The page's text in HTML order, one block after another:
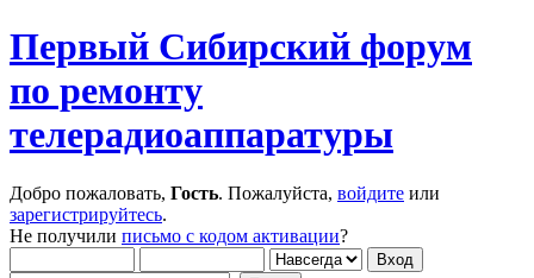
Первый Сибирский форум
по ремонту
телерадиоаппаратуры
Добро пожаловать, Гость. Пожалуйста, войдите или
зарегистрируйтесь.
Не получили письмо с кодом активации?